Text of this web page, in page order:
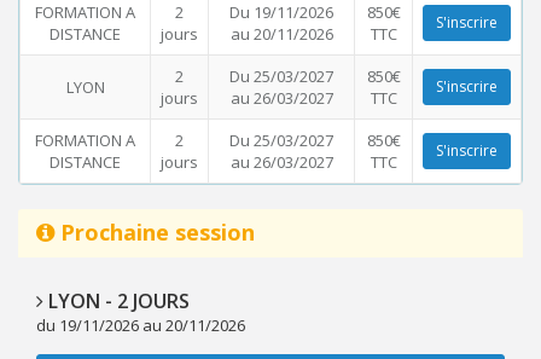
FORMATION A
DISTANCE
2
jours
Du 19/11/2026
au 20/11/2026
850€
TTC
S'inscrire
LYON
2
jours
Du 25/03/2027
au 26/03/2027
850€
TTC
S'inscrire
FORMATION A
DISTANCE
2
jours
Du 25/03/2027
au 26/03/2027
850€
TTC
S'inscrire
Prochaine session
LYON - 2 JOURS
du 19/11/2026 au 20/11/2026